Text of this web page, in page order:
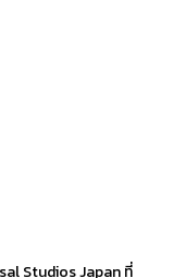
Studios Japan ที่